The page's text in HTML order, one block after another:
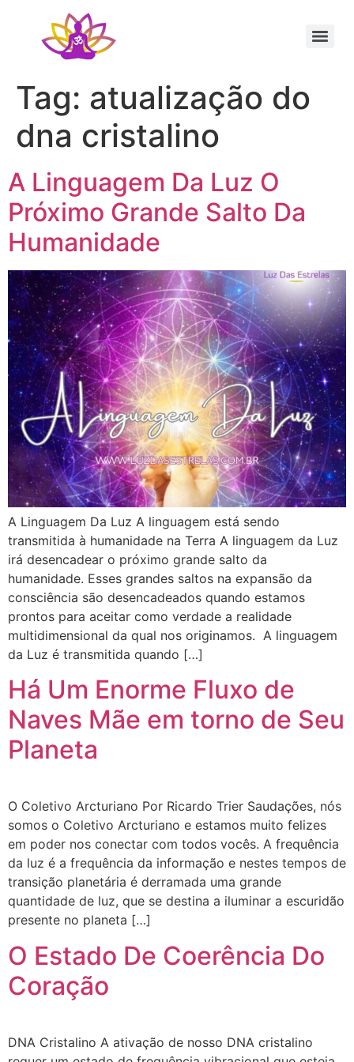
Tag: atualização do
dna cristalino
A Linguagem Da Luz O
Próximo Grande Salto Da
Humanidade
A Linguagem Da Luz A linguagem está sendo
transmitida à humanidade na Terra A linguagem da Luz
irá desencadear o próximo grande salto da
humanidade. Esses grandes saltos na expansão da
consciência são desencadeados quando estamos
prontos para aceitar como verdade a realidade
multidimensional da qual nos originamos. A linguagem
da Luz é transmitida quando […]
Há Um Enorme Fluxo de
Naves Mãe em torno de Seu
Planeta
O Coletivo Arcturiano Por Ricardo Trier Saudações, nós
somos o Coletivo Arcturiano e estamos muito felizes
em poder nos conectar com todos vocês. A frequência
da luz é a frequência da informação e nestes tempos de
transição planetária é derramada uma grande
quantidade de luz, que se destina a iluminar a escuridão
presente no planeta […]
O Estado De Coerência Do
Coração
DNA Cristalino A ativação de nosso DNA cristalino